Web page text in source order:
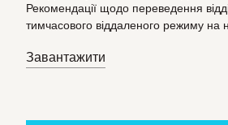
Рекомендації щодо переведення
тимчасового віддаленого режиму на
Завантажити